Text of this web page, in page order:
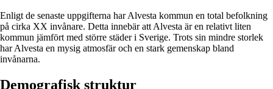
Enligt de senaste uppgifterna har Alvesta kommun en total befolkning
på cirka XX invånare. Detta innebär att Alvesta är en relativt liten
kommun jämfört med större städer i Sverige. Trots sin mindre storlek
har Alvesta en mysig atmosfär och en stark gemenskap bland
invånarna.
Demografisk struktur